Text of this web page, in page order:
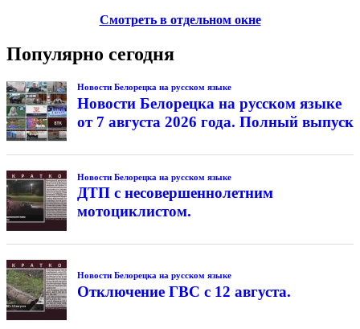
Смотреть в отдельном окне
Популярно сегодня
Новости Белорецка на русском языке
Новости Белорецка на русском языке
от 7 августа 2026 года. Полный выпуск
Новости Белорецка на русском языке
ДТП с несовершеннолетним
мотоциклистом.
Новости Белорецка на русском языке
Отключение ГВС с 12 августа.